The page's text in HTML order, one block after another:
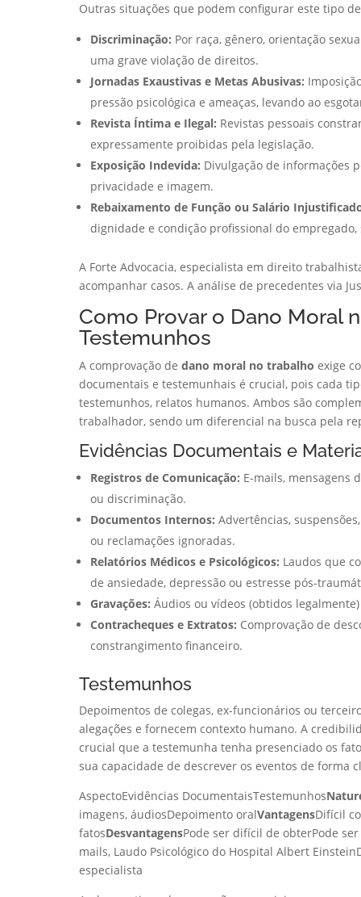
Outras situações que podem configurar este tipo
Discriminação: Por raça, gênero, orientação
uma grave violação de direitos.
Jornadas Exaustivas e Metas Abusivas:
pressão psicológica e ameaças, levando ao
Revista Íntima e Ilegal: Revistas pessoais
expressamente proibidas pela legislação.
Exposição Indevida: Divulgação de informações
privacidade e imagem.
Rebaixamento de Função ou Salário
dignidade e condição profissional do
A Forte Advocacia, especialista em direito
acompanhar casos. A análise de precedentes via
Como Provar o Dano Moral
Testemunhos
A comprovação de dano moral no trabalho exige
documentais e testemunhais é crucial, pois cada
testemunhos, relatos humanos. Ambos são
trabalhador, sendo um diferencial na busca pela
Evidências Documentais e
Registros de Comunicação: E-mails, mensagens
ou discriminação.
Documentos Internos: Advertências,
ou reclamações ignoradas.
Relatórios Médicos e Psicológicos: Laudos que
de ansiedade, depressão ou estresse pós-
Gravações: Áudios ou vídeos (obtidos
Contracheques e Extratos: Comprovação de
constrangimento financeiro.
Testemunhos
Depoimentos de colegas, ex-funcionários ou
alegações e fornecem contexto humano. A
crucial que a testemunha tenha presenciado os
sua capacidade de descrever os eventos de forma
AspectoEvidências DocumentaisTestemunhos
imagens, áudiosDepoimento oralVantagensDifícil
fatosDesvantagensPode ser difícil de obterPode
mails, Laudo Psicológico do Hospital Albert
especialista